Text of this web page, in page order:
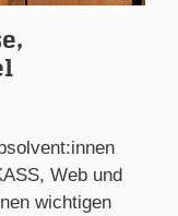
Web und
wichtigen